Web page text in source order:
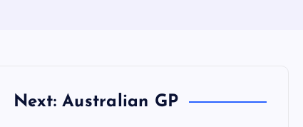
Next: Australian GP